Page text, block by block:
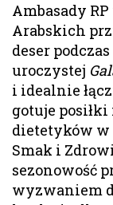
Ambasady
Arabskich
deser podczas
uroczystej
i idealnie
gotuje
dietetyków w
Smak i
sezonowość
wyzwaniem